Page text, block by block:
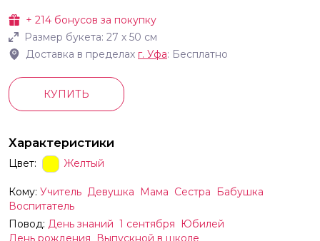
+ 214 бонусов за покупку
Размер букета: 27 х 50 см
Доставка в пределах г. Уфа: Бесплатно
КУПИТЬ
Характеристики
Цвет: Желтый
Кому: Учитель Девушка Мама Сестра
Бабушка
Воспитатель
Повод: День знаний 1 сентября
Юбилей
День рождения
Выпускной в школе